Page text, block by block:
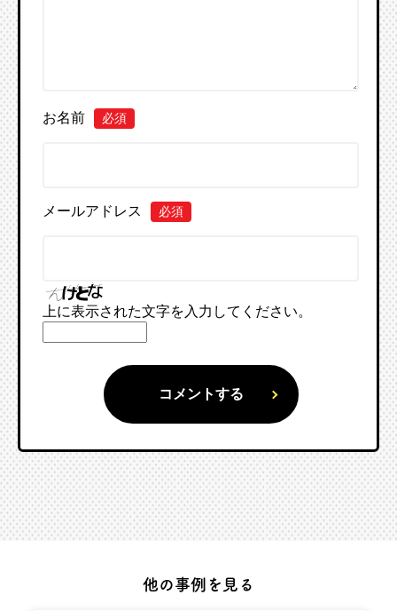
お名前 必須
メールアドレス 必須
上に表示された文字を入力してください。
他の事例を見る